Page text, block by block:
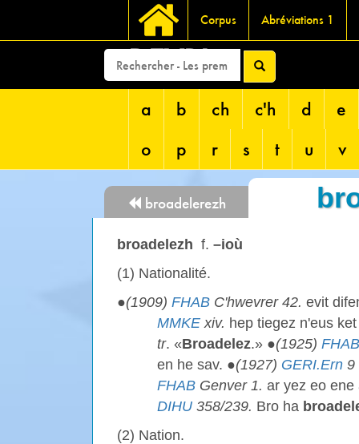
Corpus Abréviations 1
DEVRI
a b ch c'h d
e
o
p r s t u v
broadelerezh
broadelezh f. –ioù
(1) Nationalité.
●(1909) FHAB C'hwevrer 42. evit
MMKE xiv. hep tiegez n'eus
tr. «Broadelez.» ●(1925) FHAB
en he sav. ●(1927) GERI.Ern 9
FHAB Genver 1. ar yez eo
DIHU 358/239. Bro ha
(2) Nation.